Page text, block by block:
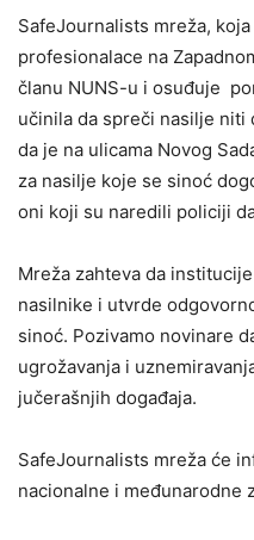
SafeJournalists mreža,
profesionalace na
članu NUNS-u i osuđuje
učinila da spreči nasilje niti
da je na ulicama Novog
za nasilje koje se sinoć
oni koji su naredili policiji
Mreža zahteva da
nasilnike i utvrde
sinoć. Pozivamo novinare
ugrožavanja i
jučerašnjih događaja.
SafeJournalists mreža će
nacionalne i međunarodne